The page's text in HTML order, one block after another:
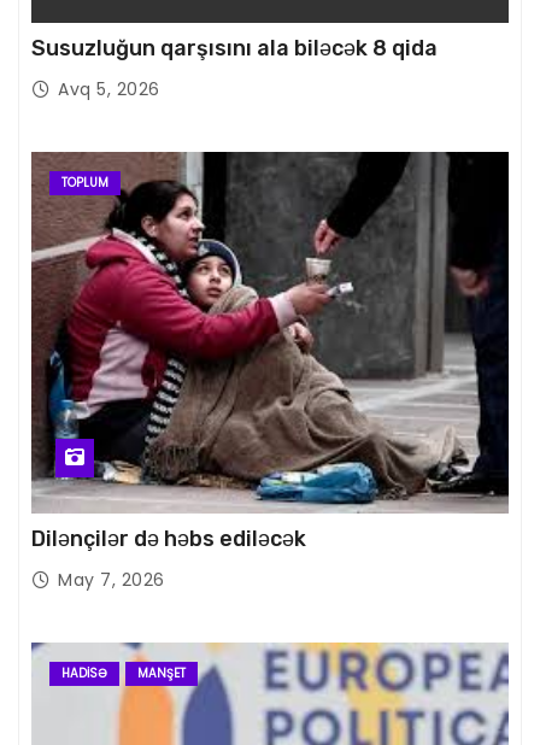
Susuzluğun qarşısını ala biləcək 8 qida
Avq 5, 2026
TOPLUM
Dilənçilər də həbs ediləcək
May 7, 2026
HADISƏ MANŞET